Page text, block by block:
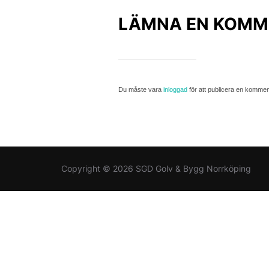
LÄMNA EN
Du måste vara inloggad för att publicera en
Copyright © 2026 SGD Golv & Bygg Norrköping